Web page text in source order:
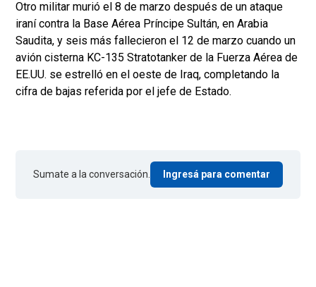
Otro militar murió el 8 de marzo después de un ataque
iraní contra la Base Aérea Príncipe Sultán, en Arabia
Saudita, y seis más fallecieron el 12 de marzo cuando un
avión cisterna KC-135 Stratotanker de la Fuerza Aérea de
EE.UU. se estrelló en el oeste de Iraq, completando la
cifra de bajas referida por el jefe de Estado.
Sumate a la conversación. Ingresá para comentar